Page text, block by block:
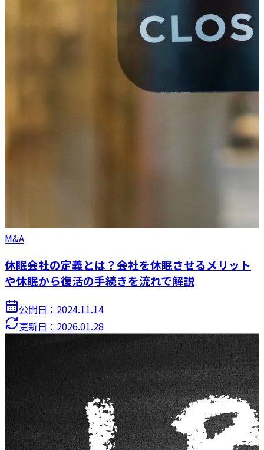
M&A
休眠会社の定義とは？会社を休眠させるメリット
や休眠から復活の手続きを流れで解説
公開日： 2024.11.14
更新日： 2026.01.28